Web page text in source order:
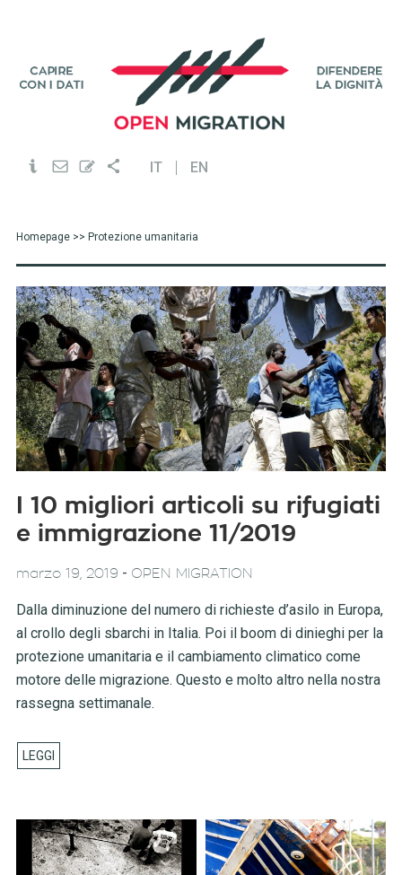
IT EN
Homepage>> Protezione umanitaria
I 10 migliori articoli su rifugiati
e immigrazione 11/2019
marzo 19, 2019 - OPEN MIGRATION
Dalla diminuzione del numero di richieste d’asilo in Europa,
al crollo degli sbarchi in Italia. Poi il boom di dinieghi per la
protezione umanitaria e il cambiamento climatico come
motore delle migrazione. Questo e molto altro nella nostra
rassegna settimanale.